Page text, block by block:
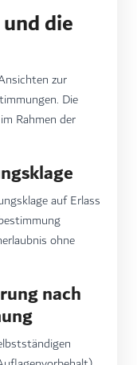
die
zur
Die
Rahmen der
auf Erlass
ohne
nach